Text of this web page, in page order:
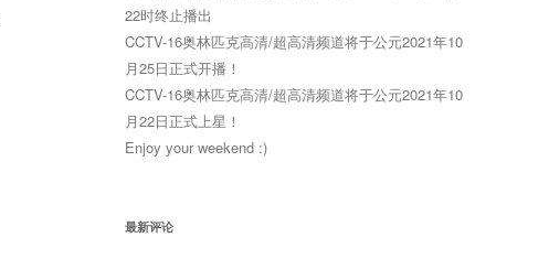
22时终止播出
CCTV-16奥林匹克高清/超高清频道将于公元2021年10
月25日正式开播！
CCTV-16奥林匹克高清/超高清频道将于公元2021年10
月22日正式上星！
Enjoy your weekend :)
最新评论